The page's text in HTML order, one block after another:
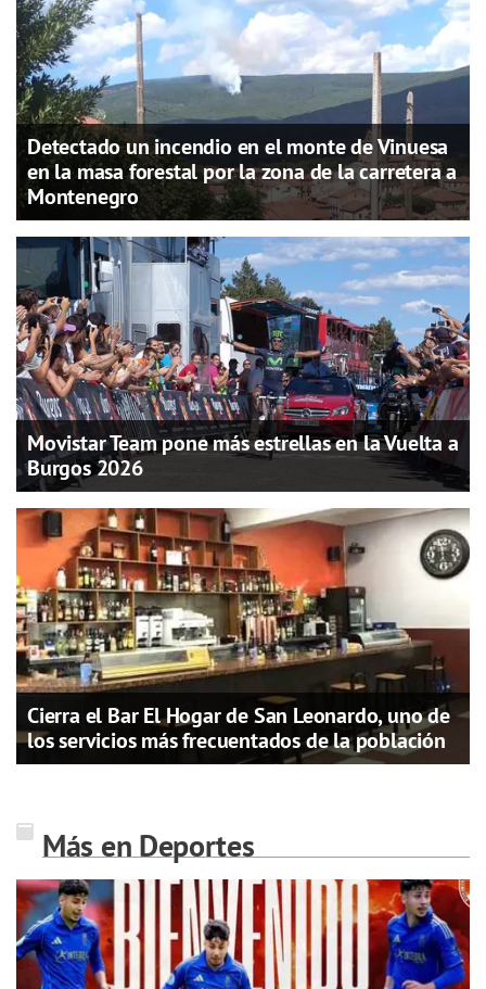
Detectado un incendio en el monte de Vinuesa
en la masa forestal por la zona de la carretera a
Montenegro
Movistar Team pone más estrellas en la Vuelta a
Burgos 2026
Cierra el Bar El Hogar de San Leonardo, uno de
los servicios más frecuentados de la población
Más en Deportes